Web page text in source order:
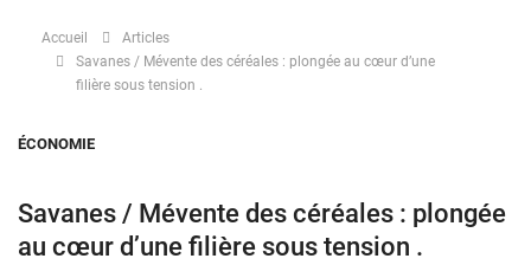
Accueil
Articles
Savanes / Mévente des céréales : plongée au cœur d’une
filière sous tension .
ÉCONOMIE
Savanes / Mévente des céréales : plongée
au cœur d’une filière sous tension .